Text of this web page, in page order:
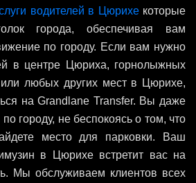
водителей в Цюрихекоторые
города, обеспечивая вам
по городу. Если вам нужно
в центре Цюриха, горнолыжных
или любых других мест в Цюрихе,
на Grandlane Transfer. Вы даже
городу, не беспокоясь о том, что
место для парковки. Ваш
в Цюрихе встретит вас на
Мы обслуживаем клиентов всех